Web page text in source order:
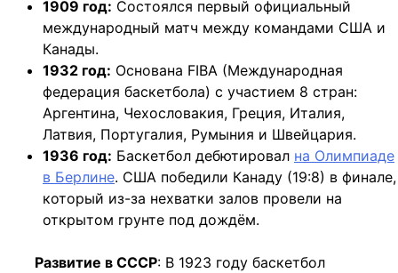
1909 год: Состоялся первый официальный
международный матч между командами США и
Канады.
1932 год: Основана FIBA (Международная
федерация баскетбола) с участием 8 стран:
Аргентина, Чехословакия, Греция, Италия,
Латвия, Португалия, Румыния и Швейцария.
1936 год: Баскетбол дебютировал на Олимпиаде
в Берлине. США победили Канаду (19:8) в финале,
который из-за нехватки залов провели на
открытом грунте под дождём.
Развитие в СССР: В 1923 году баскетбол